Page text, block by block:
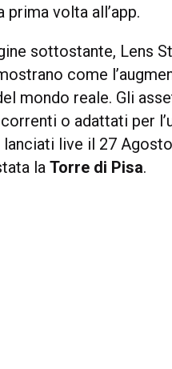
volta all’app.
sottostante, Lens
come
mondo reale. Gli
o adattati per
live il 27
laTorre di Pisa.